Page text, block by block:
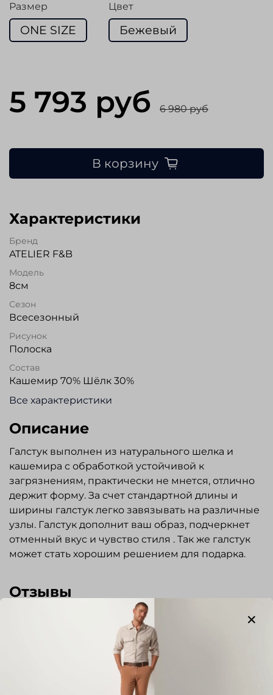
Размер
ONE SIZE
Цвет
Бежевый
5 793 руб 6 980 руб
В корзину
Характеристики
Бренд
ATELIER F&B
Модель
8см
Сезон
Всесезонный
Рисунок
Полоска
Состав
Кашемир 70% Шёлк 30%
Все характеристики
Описание
Галстук выполнен из натурального шелка и
кашемира с обработкой устойчивой к
загрязнениям, практически не мнется, отлично
держит форму. За счет стандартной длины и
ширины галстук легко завязывать на различные
узлы. Галстук дополнит ваш образ, подчеркнет
отменный вкус и чувство стиля . Так же галстук
может стать хорошим решением для подарка.
Отзывы
Отзывов еще никто не оставлял